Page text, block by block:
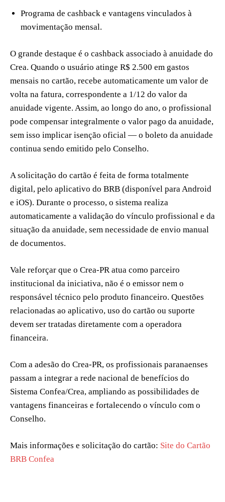
Programa de cashback e vantagens vinculados à
movimentação mensal.
O grande destaque é o cashback associado à anuidade do
Crea. Quando o usuário atinge R$ 2.500 em gastos
mensais no cartão, recebe automaticamente um valor de
volta na fatura, correspondente a 1/12 do valor da
anuidade vigente. Assim, ao longo do ano, o profissional
pode compensar integralmente o valor pago da anuidade,
sem isso implicar isenção oficial — o boleto da anuidade
continua sendo emitido pelo Conselho.
A solicitação do cartão é feita de forma totalmente
digital, pelo aplicativo do BRB (disponível para Android
e iOS). Durante o processo, o sistema realiza
automaticamente a validação do vínculo profissional e da
situação da anuidade, sem necessidade de envio manual
de documentos.
Vale reforçar que o Crea-PR atua como parceiro
institucional da iniciativa, não é o emissor nem o
responsável técnico pelo produto financeiro. Questões
relacionadas ao aplicativo, uso do cartão ou suporte
devem ser tratadas diretamente com a operadora
financeira.
Com a adesão do Crea-PR, os profissionais paranaenses
passam a integrar a rede nacional de benefícios do
Sistema Confea/Crea, ampliando as possibilidades de
vantagens financeiras e fortalecendo o vínculo com o
Conselho.
Mais informações e solicitação do cartão: Site do Cartão
BRB Confea